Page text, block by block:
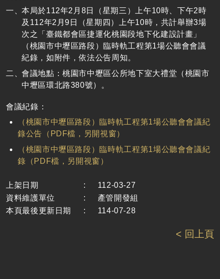
本局於112年2月8日（星期三）上午10時、下午2時
及112年2月9日（星期四）上午10時，共計舉辦3場
次之「臺鐵都會區捷運化桃園段地下化建設計畫」
（桃園市中壢區路段）臨時軌工程第1場公聽會會議
紀錄，如附件，依法公告周知。
會議地點：桃園市中壢區公所地下室大禮堂（桃園市
中壢區環北路380號）。
會議紀錄：
（桃園市中壢區路段）臨時軌工程第1場公聽會會議紀
錄公告（PDF檔，另開視窗）
（桃園市中壢區路段）臨時軌工程第1場公聽會會議紀
錄（PDF檔，另開視窗）
上架日期 :
112-03-27
資料維護單位
:
產管開發組
本頁最後更新日期
: 114-07-28
< 回上頁